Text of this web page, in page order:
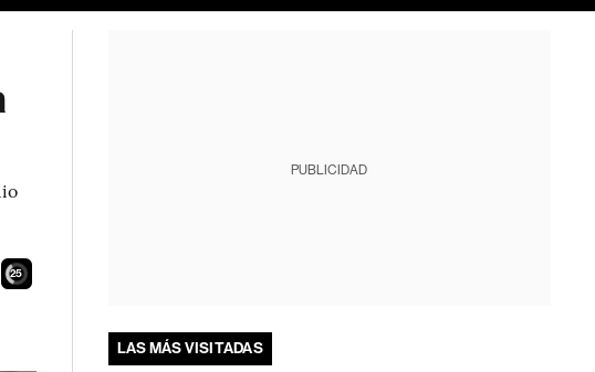
23
PUBLICIDAD
LAS MÁS VISITADAS